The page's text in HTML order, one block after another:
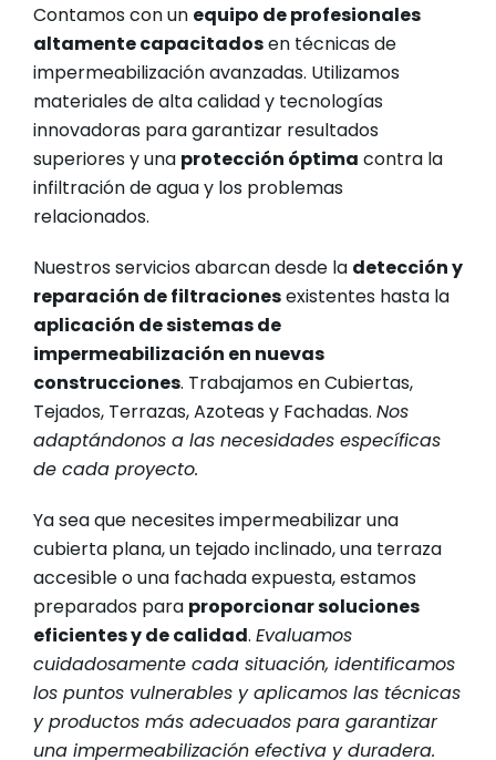
Contamos con un equipo de profesionales
altamente capacitadosen técnicas de
impermeabilización avanzadas. Utilizamos
materiales de alta calidad y tecnologías
innovadoras para garantizar resultados
superiores y una protección óptima contra la
infiltración de agua y los problemas
relacionados.
Nuestros servicios abarcan desde la detección y
reparación de filtracionesexistentes hasta la
aplicación de sistemas de
impermeabilización en nuevas
construcciones. Trabajamos en Cubiertas,
Tejados, Terrazas, Azoteas y Fachadas. Nos
adaptándonos a las necesidades específicas
de cada proyecto.
Ya sea que necesites impermeabilizar una
cubierta plana, un tejado inclinado, una terraza
accesible o una fachada expuesta, estamos
preparados para proporcionar soluciones
eficientes y de calidad. Evaluamos
cuidadosamente cada situación, identificamos
los puntos vulnerables y aplicamos las técnicas
y productos más adecuados para garantizar
una impermeabilización efectiva y duradera.